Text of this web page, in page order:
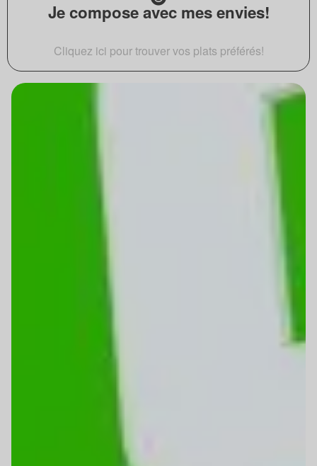
Je compose avec mes envies!
Cliquez ici pour trouver vos plats préférés!